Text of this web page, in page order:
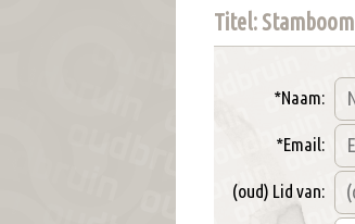
Titel: Stamboom
*Naam:
*Email:
(oud) Lid van: